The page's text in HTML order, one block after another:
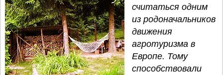
считаться одним
из родоначальников
движения
агротуризма в
Европе. Тому
способствовали